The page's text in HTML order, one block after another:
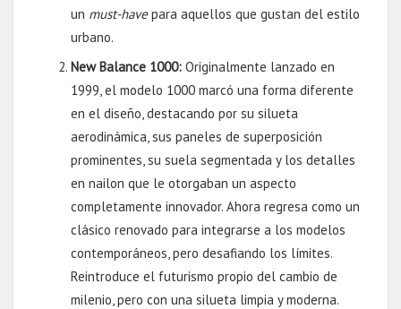
un must-havepara aquellos que gustan del estilo
urbano.
New Balance 1000: Originalmente lanzado en
1999, el modelo 1000 marcó una forma diferente
en el diseño, destacando por su silueta
aerodinámica, sus paneles de superposición
prominentes, su suela segmentada y los detalles
en nailon que le otorgaban un aspecto
completamente innovador. Ahora regresa como un
clásico renovado para integrarse a los modelos
contemporáneos, pero desafiando los límites.
Reintroduce el futurismo propio del cambio de
milenio, pero con una silueta limpia y moderna.